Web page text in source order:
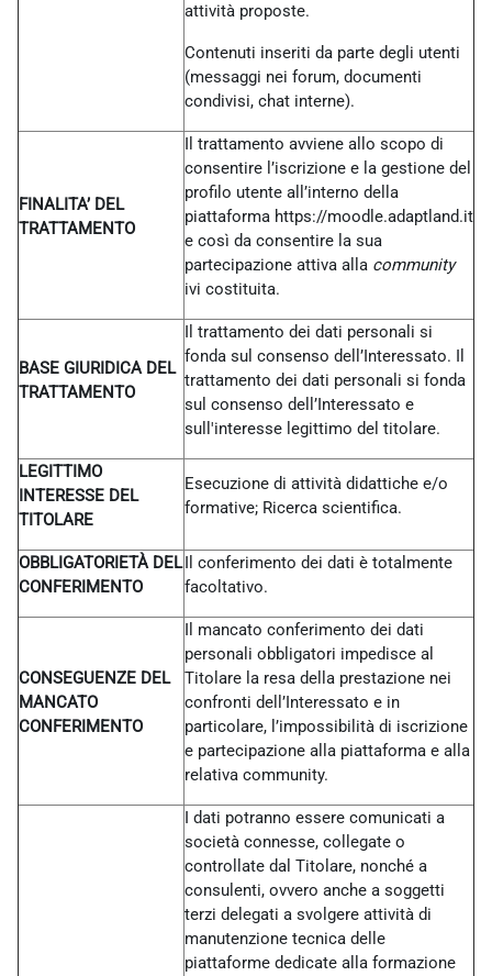
attività proposte.
Contenuti inseriti da parte degli utenti
(messaggi nei forum, documenti
condivisi, chat interne).
FINALITA’ DEL
TRATTAMENTO
Il trattamento avviene allo scopo di
consentire l’iscrizione e la gestione del
profilo utente all’interno della
piattaforma https://moodle.adaptland.it
e così da consentire la sua
partecipazione attiva alla community
ivi costituita.
BASE GIURIDICA DEL
TRATTAMENTO
Il trattamento dei dati personali si
fonda sul consenso dell’Interessato. Il
trattamento dei dati personali si fonda
sul consenso dell’Interessato e
sull'interesse legittimo del titolare.
LEGITTIMO
INTERESSE DEL
TITOLARE
Esecuzione di attività didattiche e/o
formative; Ricerca scientifica.
OBBLIGATORIETÀ DEL
CONFERIMENTO
Il conferimento dei dati è totalmente
facoltativo.
CONSEGUENZE DEL
MANCATO
CONFERIMENTO
Il mancato conferimento dei dati
personali obbligatori impedisce al
Titolare la resa della prestazione nei
confronti dell’Interessato e in
particolare, l’impossibilità di iscrizione
e partecipazione alla piattaforma e alla
relativa community.
I dati potranno essere comunicati a
società connesse, collegate o
controllate dal Titolare, nonché a
consulenti, ovvero anche a soggetti
terzi delegati a svolgere attività di
manutenzione tecnica delle
piattaforme dedicate alla formazione